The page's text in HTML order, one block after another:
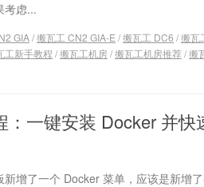
考虑...
GIA/搬瓦工 CN2 GIA-E /搬瓦工 DC6 /搬瓦
工新手教程 /搬瓦工机房/搬瓦工机房推荐/搬
：一键安装 Docker 并快
增了一个 Docker 菜单，应该是新增